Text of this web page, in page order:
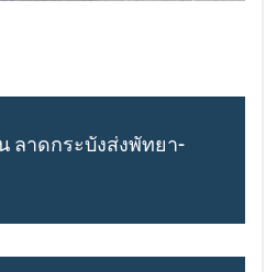
ลาดกระบังส่งพัทยา-